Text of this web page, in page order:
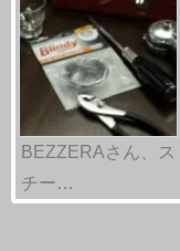
BEZZERAさん、ス
チー…